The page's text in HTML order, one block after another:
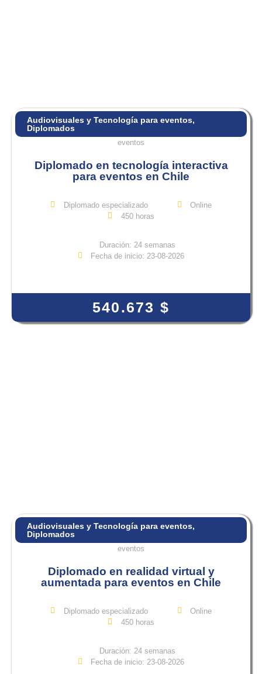
Audiovisuales y Tecnología para eventos,
Diplomados
Diplomado en tecnología interactiva
para eventos en Chile
Diplomado especializado
Online
450 horas
Duración: 24 semanas
Fecha de inicio: 23-08-2026
540.673 $
Audiovisuales y Tecnología para eventos,
Diplomados
Diplomado en realidad virtual y
aumentada para eventos en Chile
Diplomado especializado
Online
450 horas
Duración: 24 semanas
Fecha de inicio: 23-08-2026